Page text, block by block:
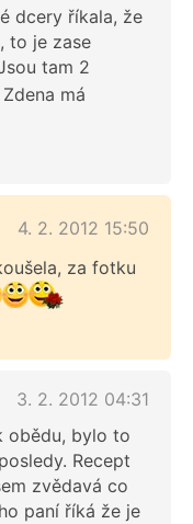
dcery říkala, že
to je zase
tam 2
má
4. 2. 2012 15:50
za fotku
3. 2. 2012 04:31
obědu, bylo to
Recept
zvědavá co
paní říká že je